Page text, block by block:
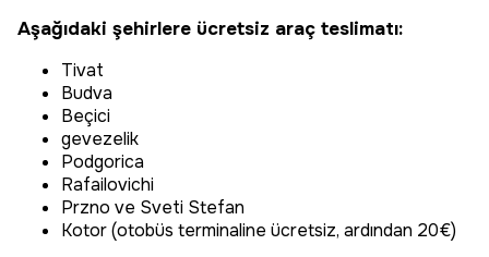
Aşağıdaki şehirlere ücretsiz araç teslimatı:
Tivat
Budva
Beçici
gevezelik
Podgorica
Rafailovichi
Przno ve Sveti Stefan
Kotor (otobüs terminaline ücretsiz, ardından 20€)